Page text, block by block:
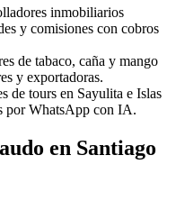
inmobiliarios
y comisiones con cobros
de tabaco, caña y mango
y exportadoras.
de tours en Sayulita e Islas
por WhatsApp con IA.
en Santiago